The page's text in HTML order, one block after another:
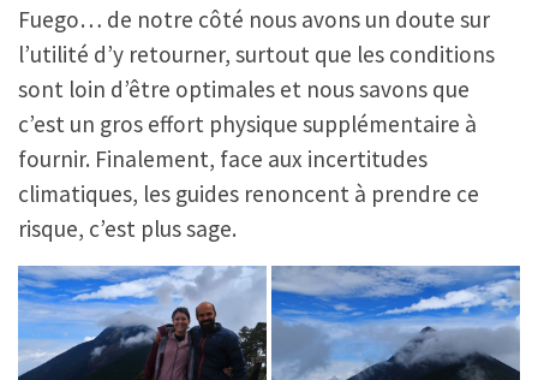
Fuego… de notre côté nous avons un doute sur
l’utilité d’y retourner, surtout que les conditions
sont loin d’être optimales et nous savons que
c’est un gros effort physique supplémentaire à
fournir. Finalement, face aux incertitudes
climatiques, les guides renoncent à prendre ce
risque, c’est plus sage.